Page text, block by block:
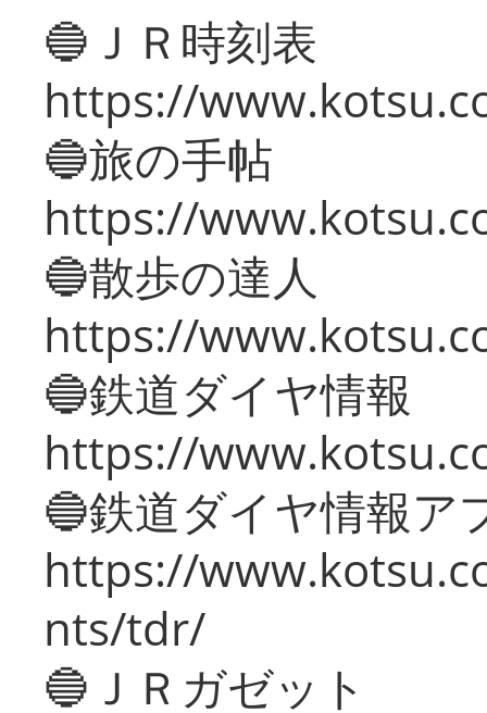
🔵ＪＲ時刻表
https://
🔵旅の手帖
https://
🔵散歩の達人
https://
🔵鉄道ダイヤ情報
https://
🔵鉄道ダイヤ情報ア
https://
nts/tdr/
🔵ＪＲガゼット